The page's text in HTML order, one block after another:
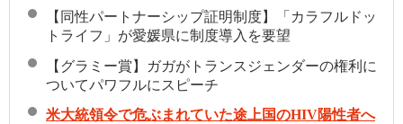
【同性パートナーシップ証明制度】「カラフルドッ
トライフ」が愛媛県に制度導入を要望
【グラミー賞】ガガがトランスジェンダーの権利に
ついてパワフルにスピーチ
米大統領令で危ぶまれていた途上国のHIV陽性者へ